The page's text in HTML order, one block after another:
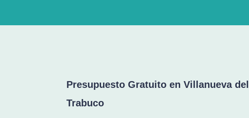
Presupuesto Gratuito en Villanueva del
Trabuco